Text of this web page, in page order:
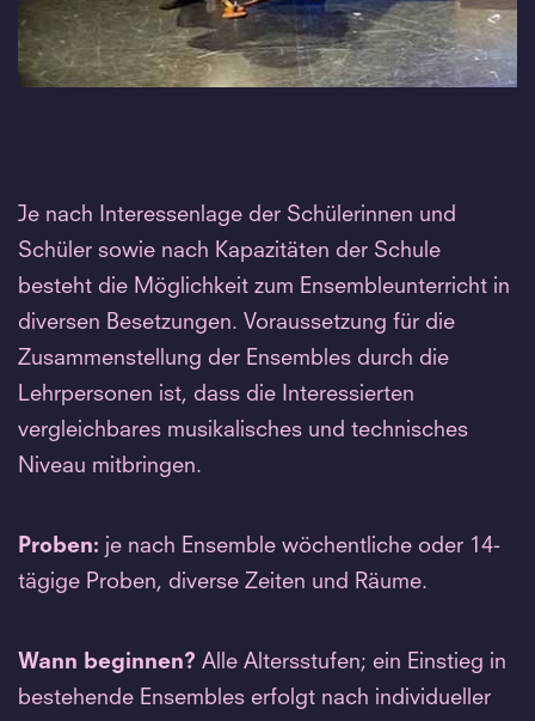
Je nach Interessenlage der Schülerinnen und
Schüler sowie nach Kapazitäten der Schule
besteht die Möglichkeit zum Ensembleunterricht in
diversen Besetzungen. Voraussetzung für die
Zusammenstellung der Ensembles durch die
Lehrpersonen ist, dass die Interessierten
vergleichbares musikalisches und technisches
Niveau mitbringen.
Proben: je nach Ensemble wöchentliche oder 14-
tägige Proben, diverse Zeiten und Räume.
Wann beginnen? Alle Altersstufen; ein Einstieg in
bestehende Ensembles erfolgt nach individueller